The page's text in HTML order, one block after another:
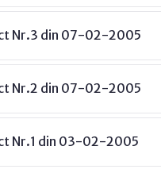
Nr.3 din 07-02-2005
Nr.2 din 07-02-2005
Nr.1 din 03-02-2005